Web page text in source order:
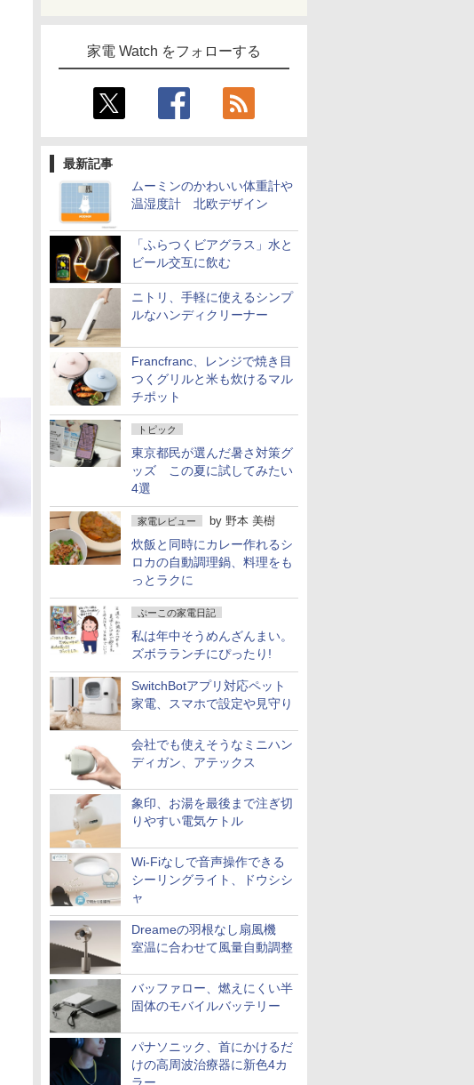
家電 Watch をフォローする
最新記事
ムーミンのかわいい体重計や
温湿度計 北欧デザイン
「ふらつくビアグラス」水と
ビール交互に飲む
ニトリ、手軽に使えるシンプ
ルなハンディクリーナー
Francfranc、レンジで焼き目
つくグリルと米も炊けるマル
チポット
トピック
東京都民が選んだ暑さ対策グ
ッズ この夏に試してみたい
4選
家電レビュー by 野本 美樹
炊飯と同時にカレー作れるシ
ロカの自動調理鍋、料理をも
っとラクに
ぷーこの家電日記
私は年中そうめんざんまい。
ズボラランチにぴったり!
SwitchBotアプリ対応ペット
家電、スマホで設定や見守り
会社でも使えそうなミニハン
ディガン、アテックス
象印、お湯を最後まで注ぎ切
りやすい電気ケトル
Wi-Fiなしで音声操作できる
シーリングライト、ドウシシ
ャ
Dreameの羽根なし扇風機
室温に合わせて風量自動調整
バッファロー、燃えにくい半
固体のモバイルバッテリー
パナソニック、首にかけるだ
けの高周波治療器に新色4カ